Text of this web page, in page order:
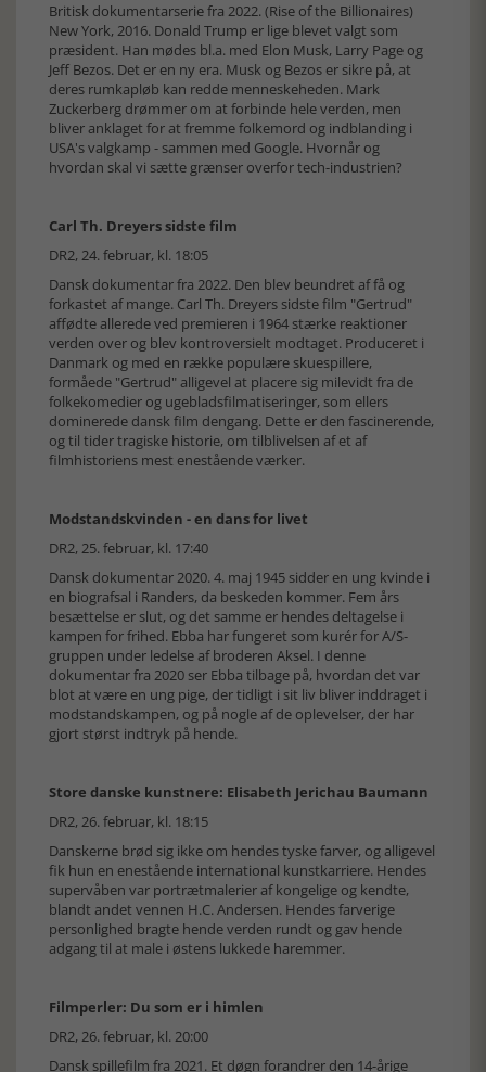
Britisk dokumentarserie fra 2022. (Rise of the Billionaires)
New York, 2016. Donald Trump er lige blevet valgt som
præsident. Han mødes bl.a. med Elon Musk, Larry Page og
Jeff Bezos. Det er en ny era. Musk og Bezos er sikre på, at
deres rumkapløb kan redde menneskeheden. Mark
Zuckerberg drømmer om at forbinde hele verden, men
bliver anklaget for at fremme folkemord og indblanding i
USA's valgkamp - sammen med Google. Hvornår og
hvordan skal vi sætte grænser overfor tech-industrien?
Carl Th. Dreyers sidste film
DR2, 24. februar, kl. 18:05
Dansk dokumentar fra 2022. Den blev beundret af få og
forkastet af mange. Carl Th. Dreyers sidste film "Gertrud"
affødte allerede ved premieren i 1964 stærke reaktioner
verden over og blev kontroversielt modtaget. Produceret i
Danmark og med en række populære skuespillere,
formåede "Gertrud" alligevel at placere sig milevidt fra de
folkekomedier og ugebladsfilmatiseringer, som ellers
dominerede dansk film dengang. Dette er den fascinerende,
og til tider tragiske historie, om tilblivelsen af et af
filmhistoriens mest enestående værker.
Modstandskvinden - en dans for livet
DR2, 25. februar, kl. 17:40
Dansk dokumentar 2020. 4. maj 1945 sidder en ung kvinde i
en biografsal i Randers, da beskeden kommer. Fem års
besættelse er slut, og det samme er hendes deltagelse i
kampen for frihed. Ebba har fungeret som kurér for A/S-
gruppen under ledelse af broderen Aksel. I denne
dokumentar fra 2020 ser Ebba tilbage på, hvordan det var
blot at være en ung pige, der tidligt i sit liv bliver inddraget i
modstandskampen, og på nogle af de oplevelser, der har
gjort størst indtryk på hende.
Store danske kunstnere: Elisabeth Jerichau Baumann
DR2, 26. februar, kl. 18:15
Danskerne brød sig ikke om hendes tyske farver, og alligevel
fik hun en enestående international kunstkarriere. Hendes
supervåben var portrætmalerier af kongelige og kendte,
blandt andet vennen H.C. Andersen. Hendes farverige
personlighed bragte hende verden rundt og gav hende
adgang til at male i østens lukkede haremmer.
Filmperler: Du som er i himlen
DR2, 26. februar, kl. 20:00
Dansk spillefilm fra 2021. Et døgn forandrer den 14-årige